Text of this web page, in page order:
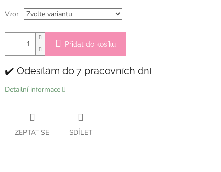
Vzor
Přidat do košíku
✔️ Odesílám do 7 pracovních dní
Detailní informace
ZEPTAT SE SDÍLET